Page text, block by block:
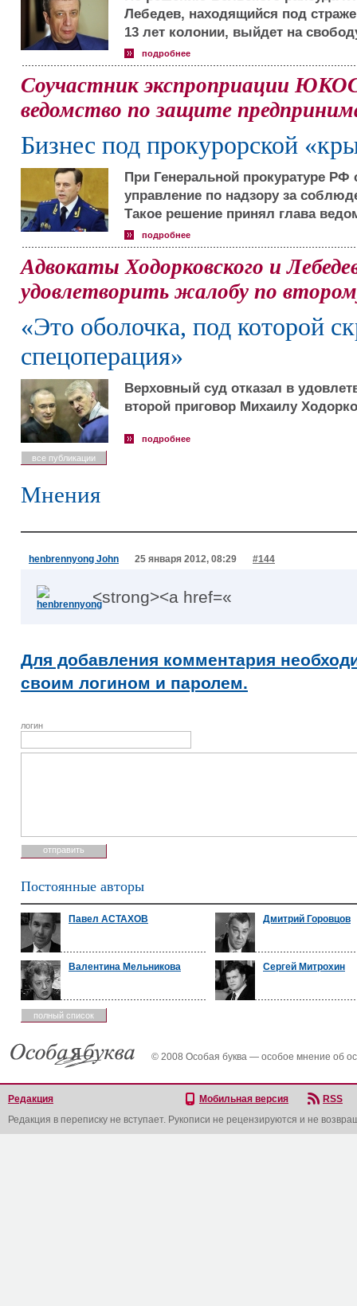
Лебедев, находящийся под
13 лет колонии, выйдет на
подробнее
Соучастник экспроприации
ведомство по защите
Бизнес под прокурорской
При Генеральной прокуратуре РФ
управление по надзору за
Такое решение принял глава
подробнее
Адвокаты Ходорковского и
удовлетворить жалобу по
«Это оболочка, под которой
спецоперация»
Верховный суд отказал в
второй приговор Михаилу
подробнее
все публикации
Мнения
henbrennyong John 25 января 2012, 08:29 #144
<strong><a href=«
Для добавления комментария
своим логином и паролем.
логин
Постоянные авторы
Павел АСТАХОВ Дмитрий Горовцов
Валентина Мельникова Сергей Митрохин
полный список
© 2008 Особая буква — особое мнение об
Редакция Мобильная версия
RSS
Редакция в переписку не вступает. Рукописи не рецензируются и не